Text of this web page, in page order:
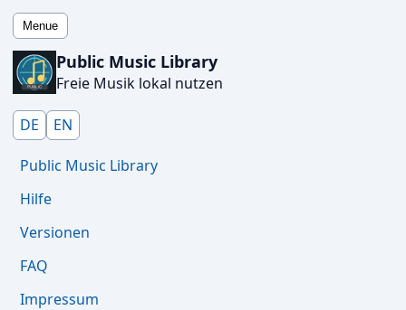
Menue
Public Music Library
Freie Musik lokal nutzen
DE EN
Public Music Library
Hilfe
Versionen
FAQ
Impressum